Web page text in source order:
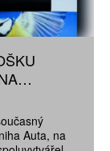
Auta, na